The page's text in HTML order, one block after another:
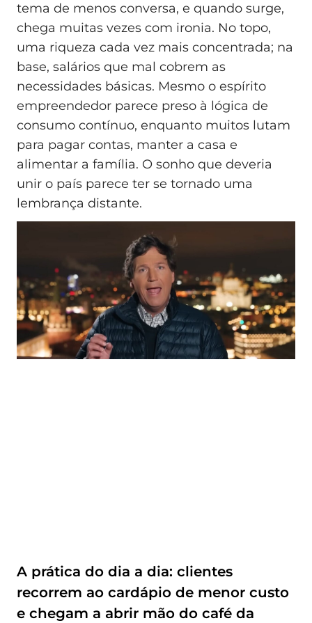
tema de menos conversa, e quando surge,
chega muitas vezes com ironia. No topo,
uma riqueza cada vez mais concentrada; na
base, salários que mal cobrem as
necessidades básicas. Mesmo o espírito
empreendedor parece preso à lógica de
consumo contínuo, enquanto muitos lutam
para pagar contas, manter a casa e
alimentar a família. O sonho que deveria
unir o país parece ter se tornado uma
lembrança distante.
A prática do dia a dia: clientes
recorrem ao cardápio de menor custo
e chegam a abrir mão do café da